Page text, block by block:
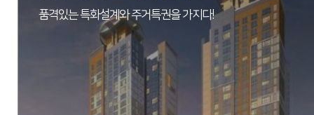
품격있는 특화설계와 주거특권을 가지다!